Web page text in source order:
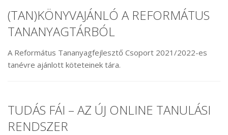
(TAN)KÖNYVAJÁNLÓ A REFORMÁTUS
TANANYAGTÁRBÓL
A Református Tananyagfejlesztő Csoport 2021/2022-es
tanévre ajánlott köteteinek tára.
TUDÁS FÁI – AZ ÚJ ONLINE TANULÁSI
RENDSZER